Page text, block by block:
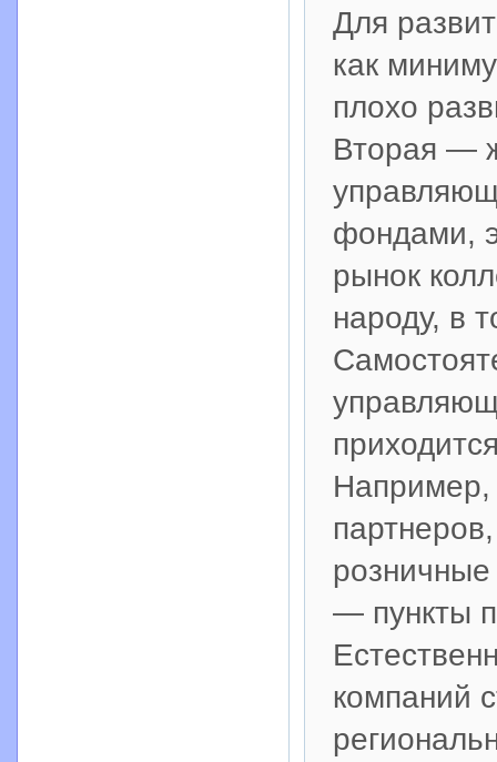
Для
как
плохо
Вторая —
фондами,
рынок
народу, в
Например,
— пункты
компаний